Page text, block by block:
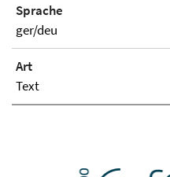
Sprache
ger/deu
Art
Text